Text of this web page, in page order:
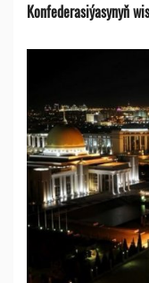
Konfederasiýasynyň